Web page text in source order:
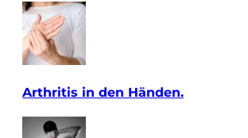
Arthritis in den Händen.